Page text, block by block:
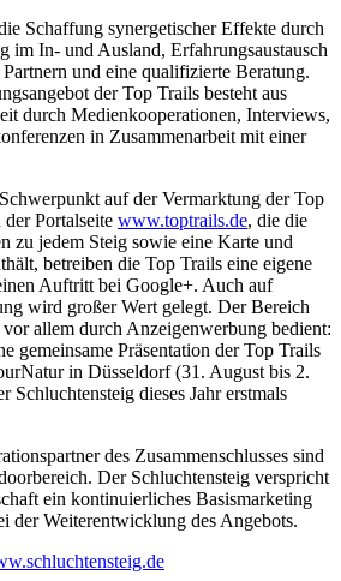
Schaffung synergetischer Effekte durch
im In- und Ausland, Erfahrungsaustausch
und eine qualifizierte Beratung.
der Top Trails besteht aus
durch Medienkooperationen, Interviews,
in Zusammenarbeit mit einer
auf der Vermarktung der Top
Portalseite www.toptrails.de, die die
zu jedem Steig sowie eine Karte und
betreiben die Top Trails eine eigene
Auftritt bei Google+. Auch auf
wird großer Wert gelegt. Der Bereich
allem durch Anzeigenwerbung bedient:
gemeinsame Präsentation der Top Trails
in Düsseldorf (31. August bis 2.
Schluchtensteig dieses Jahr erstmals
des Zusammenschlusses sind
Der Schluchtensteig verspricht
ein kontinuierliches Basismarketing
der Weiterentwicklung des Angebots.